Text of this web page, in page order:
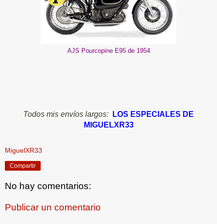
AJS Pourcopine E95 de 1954
Todos mis envíos largos:
LOS ESPECIALES DE
MIGUELXR33
MiguelXR33
Compartir
No hay comentarios:
Publicar un comentario